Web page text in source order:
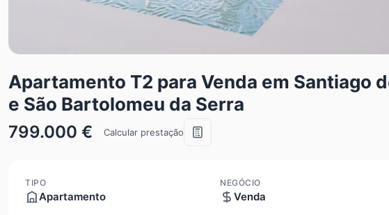
Apartamento T2 para Venda em Santiago
e São Bartolomeu da Serra
799.000 € Calcular prestação
TIPO
Apartamento
NEGÓCIO
Venda